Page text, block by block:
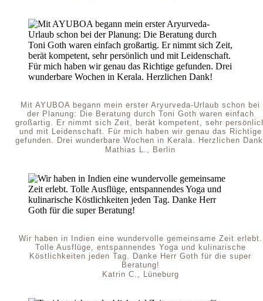
Mit AYUBOA begann mein erster Aryurveda-Urlaub schon bei
der Planung: Die Beratung durch Toni Goth waren einfach
großartig. Er nimmt sich Zeit, berät kompetent, sehr
und mit Leidenschaft. Für mich haben wir genau das Richtige
gefunden. Drei wunderbare Wochen in Kerala. Herzlichen
Mathias L., Berlin
Wir haben in Indien eine wundervolle gemeinsame Zeit erlebt.
Tolle Ausflüge, entspannendes Yoga und kulinarische
Köstlichkeiten jeden Tag. Danke Herr Goth für die super
Beratung!
Katrin C., Lüneburg